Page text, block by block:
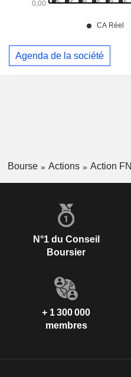
Agenda de la société
Bourse Actions Action FN
N°1 du Conseil
Boursier
+ 1 300 000
membres